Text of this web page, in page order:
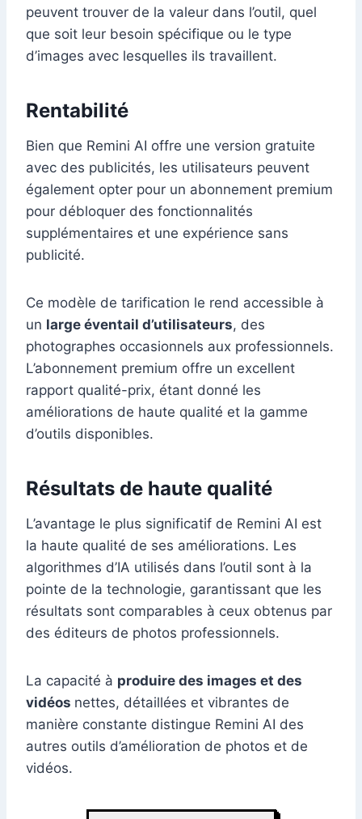
peuvent trouver de la valeur dans l’outil, quel
que soit leur besoin spécifique ou le type
d’images avec lesquelles ils travaillent.
Rentabilité
Bien que Remini AI offre une version gratuite
avec des publicités, les utilisateurs peuvent
également opter pour un abonnement premium
pour débloquer des fonctionnalités
supplémentaires et une expérience sans
publicité.
Ce modèle de tarification le rend accessible à
un large éventail d’utilisateurs, des
photographes occasionnels aux professionnels.
L’abonnement premium offre un excellent
rapport qualité-prix, étant donné les
améliorations de haute qualité et la gamme
d’outils disponibles.
Résultats de haute qualité
L’avantage le plus significatif de Remini AI est
la haute qualité de ses améliorations. Les
algorithmes d’IA utilisés dans l’outil sont à la
pointe de la technologie, garantissant que les
résultats sont comparables à ceux obtenus par
des éditeurs de photos professionnels.
La capacité à produire des images et des
vidéos nettes, détaillées et vibrantes de
manière constante distingue Remini AI des
autres outils d’amélioration de photos et de
vidéos.